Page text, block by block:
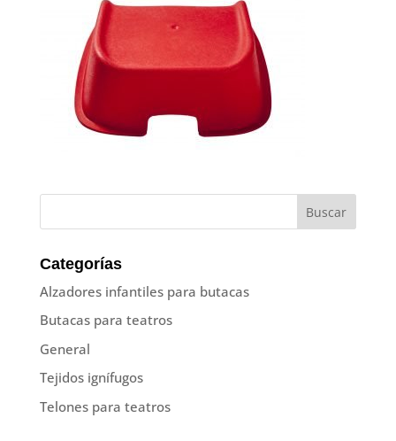
Categorías
Alzadores infantiles para butacas
Butacas para teatros
General
Tejidos ignífugos
Telones para teatros